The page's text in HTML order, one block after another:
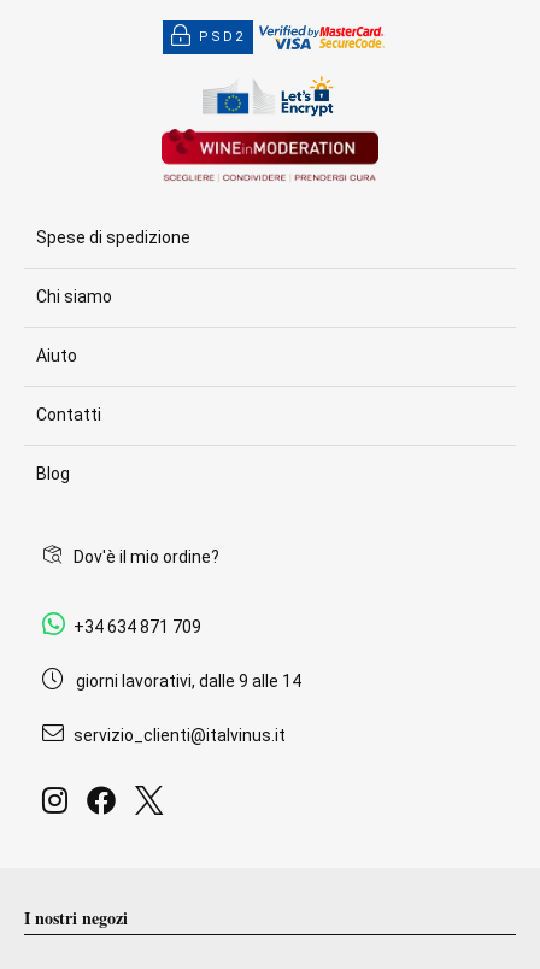
PSD2
Spese di spedizione
Chi siamo
Aiuto
Contatti
Blog
Dov'è il mio ordine?
+34 634 871 709
giorni lavorativi, dalle 9 alle 14
servizio_clienti@italvinus.it
I nostri negozi